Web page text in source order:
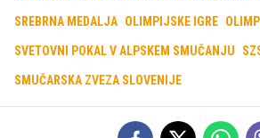
SREBRNA MEDALJA OLIMPIJSKE IGRE
SVETOVNI POKAL V ALPSKEM SMUČANJU
SMUČARSKA ZVEZA SLOVENIJE